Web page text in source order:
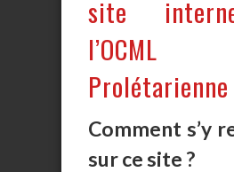
site
l’OCML
Prolétarienne
Comment s’y
sur ce site ?